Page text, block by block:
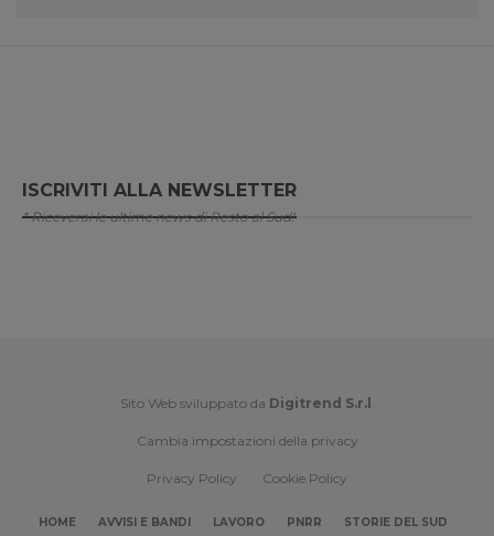
ISCRIVITI ALLA NEWSLETTER
* Riceverai le ultime news di Resto al Sud!
Sito Web sviluppato da Digitrend S.r.l .
Cambia impostazioni della privacy
Privacy Policy Cookie Policy
HOME AVVISI E BANDI LAVORO PNRR STORIE DEL SUD